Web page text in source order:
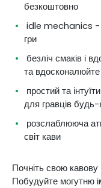
безкоштовно
idle mechanics -
гри
безліч смаків і
та
простий та
для гравців будь-
розслаблююча
світ кави
Почніть свою
Побудуйте могутню